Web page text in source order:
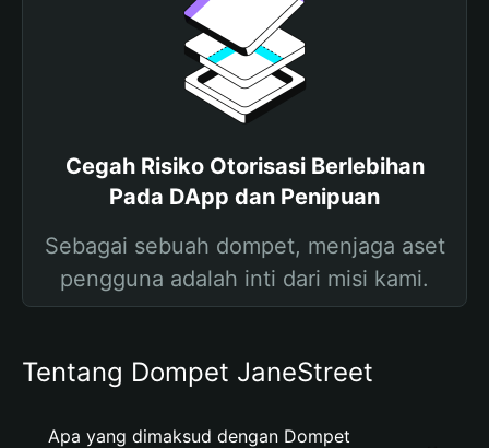
Cegah Risiko Otorisasi Berlebihan
Pada DApp dan Penipuan
Sebagai sebuah dompet, menjaga aset
pengguna adalah inti dari misi kami.
Tentang Dompet JaneStreet
Apa yang dimaksud dengan Dompet